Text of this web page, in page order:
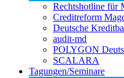
Rechtshotline für
Creditreform
Deutsche
audit-md
POLYGON
SCALARA
Tagungen/Seminare